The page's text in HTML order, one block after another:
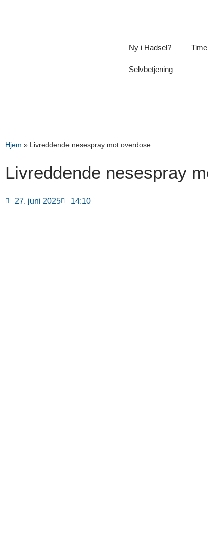
Ny i Hadsel?
Selvbetjening
Hjem » Livreddende nesespray mot overdose
Livreddende nesespray
27. juni 2025 14:10